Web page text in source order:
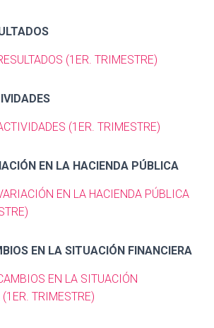
(1ER. TRIMESTRE)
(1ER. TRIMESTRE)
EN LA HACIENDA PÚBLICA
EN LA HACIENDA PÚBLICA
EN LA SITUACIÓN FINANCIERA
EN LA SITUACIÓN
(1ER. TRIMESTRE)